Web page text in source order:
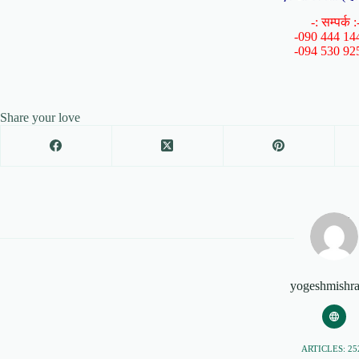
-: सम्पर्क
-090 444
-094 530
Share your love
ARTICLES: